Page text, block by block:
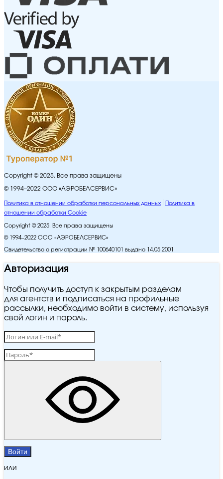
Copyright © 2025. Все права защищены
© 1994–2022 ООО «АЭРОБЕЛСЕРВИС»
Политика в отношении обработки персональных данных
Политика в
отношении обработки Cookie
Copyright © 2025. Все права защищены
© 1994–2022 ООО «АЭРОБЕЛСЕРВИС»
Свидетельство о регистрации № 100640101 выдано 14.05.2001
Авторизация
Чтобы получить доступ к закрытым разделам
для агентств и подписаться на профильные
рассылки, необходимо войти в систему, используя
свой логин и пароль.
Войти
или